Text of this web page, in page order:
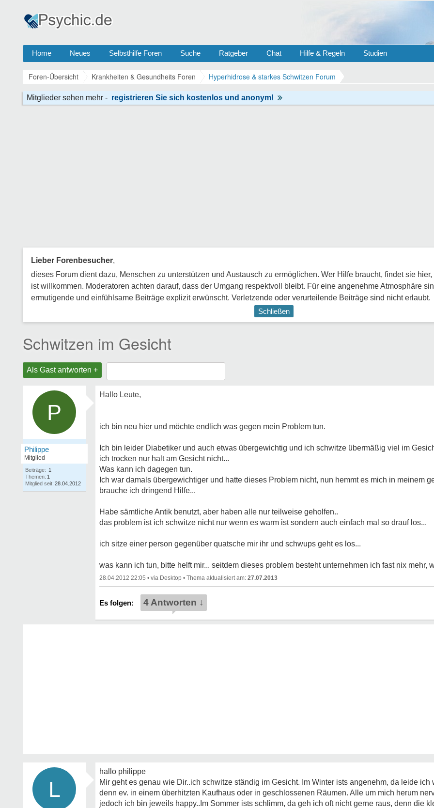
Home Neues Selbsthilfe Foren Suche Ratgeber Chat Hilfe & Regeln Studien
Foren-Übersicht Krankheiten & Gesundheits Foren Hyperhidrose & starkes Schwitzen Forum
Lieber Forenbesucher,
dieses Forum dient dazu, Menschen zu unterstützen und Austausch zu ermöglichen. Wer Hilfe braucht, findet sie
ist willkommen. Moderatoren achten darauf, dass der Umgang respektvoll bleibt. Für eine angenehme Atmosphäre
ermutigende und einfühlsame Beiträge explizit erwünscht. Verletzende oder verurteilende Beiträge sind nicht erlaubt.
Schließen
Schwitzen im Gesicht
Als Gast antworten +
P
Philippe
Mitglied
Beiträge: 1
Themen: 1
Mitglied seit: 28.04.2012
Hallo Leute,
ich bin neu hier und möchte endlich was gegen mein Problem tun.
Ich bin leider Diabetiker und auch etwas übergewichtig und ich schwitze übermäßig viel im
ich trocken nur halt am Gesicht nicht...
Was kann ich dagegen tun.
Ich war damals übergewichtiger und hatte dieses Problem nicht, nun hemmt es mich in meinem
brauche ich dringend Hilfe...
Habe sämtliche Antik benutzt, aber haben alle nur teilweise geholfen..
das problem ist ich schwitze nicht nur wenn es warm ist sondern auch einfach mal so drauf los...
ich sitze einer person gegenüber quatsche mir ihr und schwups geht es los...
was kann ich tun, bitte helft mir... seitdem dieses problem besteht unternehmen ich fast nix mehr,
28.04.2012 22:05 • • 27.07.2013
4 Antworten ↓
L
hallo philippe
Mir geht es genau wie Dir..ich schwitze ständig im Gesicht. Im Winter ists angenehm, da leide ich
denn ev. in einem überhitzten Kaufhaus oder in geschlossenen Räumen. Alle um mich herum
jedoch ich bin jeweils happy..Im Sommer ists schlimm, da geh ich oft nicht gerne raus, denn die